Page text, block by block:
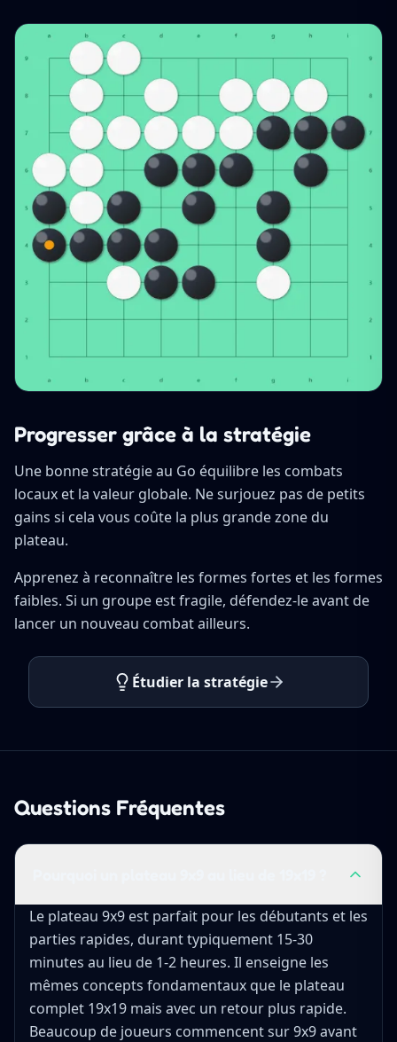
Progresser grâce à la stratégie
Une bonne stratégie au Go équilibre les combats
locaux et la valeur globale. Ne surjouez pas de petits
gains si cela vous coûte la plus grande zone du
plateau.
Apprenez à reconnaître les formes fortes et les formes
faibles. Si un groupe est fragile, défendez-le avant de
lancer un nouveau combat ailleurs.
Étudier la stratégie
Questions Fréquentes
Le plateau 9x9 est parfait pour les débutants et les
parties rapides, durant typiquement 15-30
minutes au lieu de 1-2 heures. Il enseigne les
mêmes concepts fondamentaux que le plateau
complet 19x19 mais avec un retour plus rapide.
Beaucoup de joueurs commencent sur 9x9 avant